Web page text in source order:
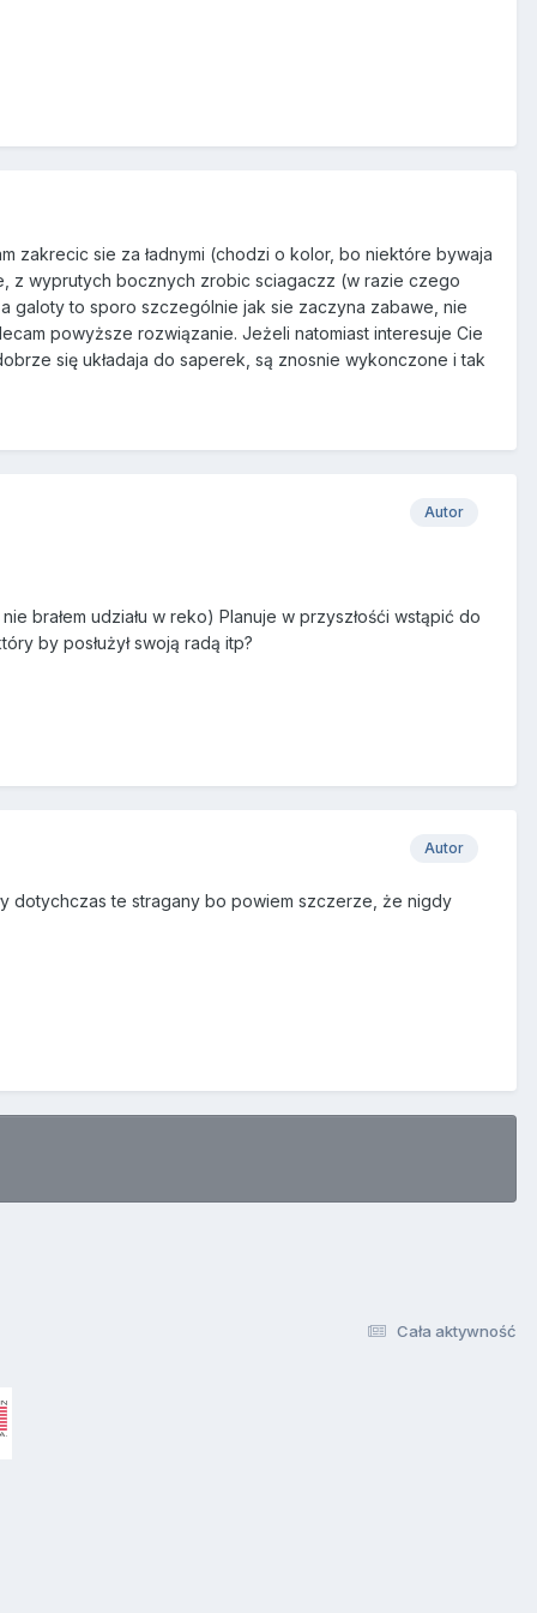
zakrecic sie za ładnymi (chodzi o kolor, bo niektóre bywaja
z wyprutych bocznych zrobic sciagaczz (w razie czego
galoty to sporo szczególnie jak sie zaczyna zabawe, nie
powyższe rozwiązanie. Jeżeli natomiast interesuje Cie
się układaja do saperek, są znosnie wykonczone i tak
Autor
brałem udziału w reko) Planuje w przyszłośći wstąpić do
by posłużył swoją radą itp?
Autor
dotychczas te stragany bo powiem szczerze, że nigdy
Cała aktywność